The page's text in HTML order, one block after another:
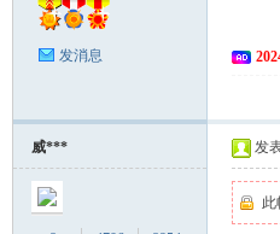
发消息
威*** 发
此